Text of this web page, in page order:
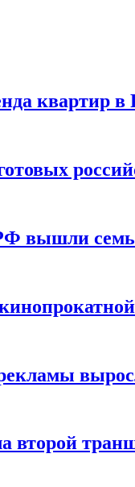
квартир
вышли семь
второй